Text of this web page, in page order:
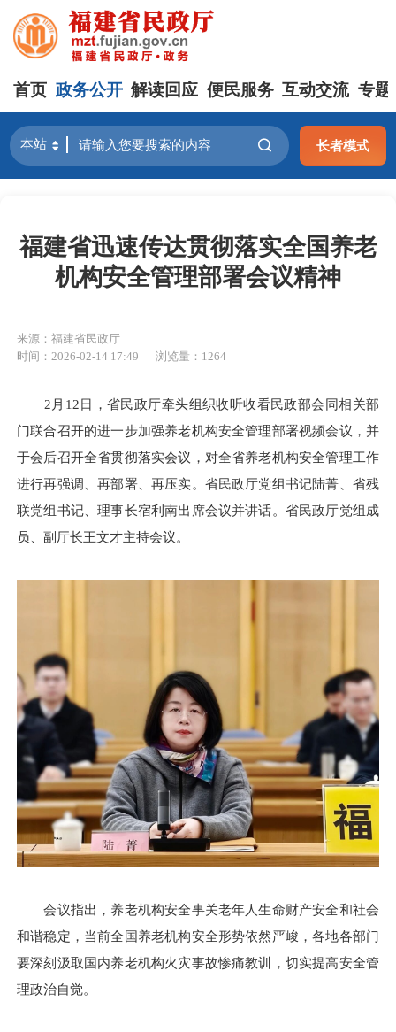
首页 政务公开 解读回应 便民服务 互动交流 专题
长者模式
福建省迅速传达贯彻落实全国养老
机构安全管理部署会议精神
来源：福建省民政厅
时间：2026-02-14 17:49
浏览量：1264
2月12日，省民政厅牵头组织收听收看民政部会同相关部
门联合召开的进一步加强养老机构安全管理部署视频会议，并
于会后召开全省贯彻落实会议，对全省养老机构安全管理工作
进行再强调、再部署、再压实。省民政厅党组书记陆菁、省残
联党组书记、理事长宿利南出席会议并讲话。省民政厅党组成
员、副厅长王文才主持会议。
会议指出，养老机构安全事关老年人生命财产安全和社会
和谐稳定，当前全国养老机构安全形势依然严峻，各地各部门
要深刻汲取国内养老机构火灾事故惨痛教训，切实提高安全管
理政治自觉。